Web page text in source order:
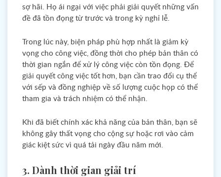
sợ hãi. Họ ái ngại với việc phải giải quyết những vấn
đề đã tồn đọng từ trước và trong kỳ nghỉ lễ.
Trong lúc này, biện pháp phù hợp nhất là giảm kỳ
vọng cho công việc, đồng thời cho phép bản thân có
thời gian ngắn để xử lý công việc còn tồn đọng. Để
giải quyết công việc tốt hơn, bạn cần trao đổi cụ thể
với sếp và đồng nghiệp về số lượng cuộc họp có thể
tham gia và trách nhiệm có thể nhận.
Khi đã biết chính xác khả năng của bản thân, bạn sẽ
không gây thất vọng cho cộng sự hoặc rơi vào cảm
giác kiệt sức vì quá tải ngày đầu năm mới.
3. Dành thời gian giải trí